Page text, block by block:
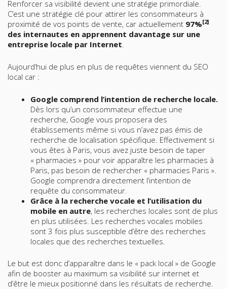
Renforcer sa visibilité devient une stratégie primordiale.
C’est une stratégie clé pour attirer les consommateurs à
proximité de vos points de vente, car actuellement 97%[2]
des internautes en apprennent davantage sur une
entreprise locale par Internet.
Aujourd’hui de plus en plus de requêtes viennent du SEO
local car :
Google comprend l’intention de recherche locale.
Dès lors qu’un consommateur effectue une
recherche, Google vous proposera des
établissements même si vous n’avez pas émis de
recherche de localisation spécifique. Effectivement si
vous êtes à Paris, vous avez juste besoin de taper
« pharmacies » pour voir apparaître les pharmacies à
Paris, pas besoin de rechercher « pharmacies Paris ».
Google comprendra directement l’intention de
requête du consommateur.
Grâce à la recherche vocale et l’utilisation du
mobile en autre, les recherches locales sont de plus
en plus utilisées. Les recherches vocales mobiles
sont 3 fois plus susceptible d’être des recherches
locales que des recherches textuelles.
Le but est donc d’apparaître dans le « pack local » de Google
afin de booster au maximum sa visibilité sur internet et
d’être le mieux positionné dans les résultats de recherche.